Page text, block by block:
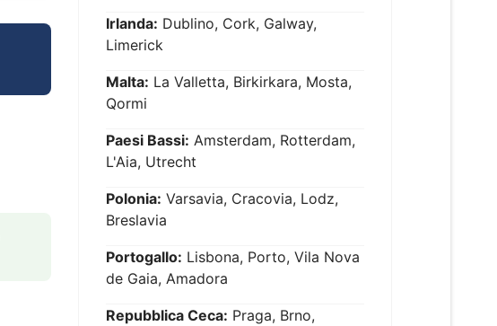
Irlanda: Dublino, Cork, Galway,
Limerick
Malta: La Valletta, Birkirkara, Mosta,
Qormi
Paesi Bassi: Amsterdam, Rotterdam,
L'Aia, Utrecht
Polonia: Varsavia, Cracovia, Lodz,
Breslavia
Portogallo: Lisbona, Porto, Vila Nova
de Gaia, Amadora
Repubblica Ceca: Praga, Brno,